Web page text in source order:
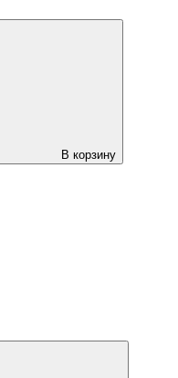
В корзину